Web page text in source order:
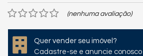
(nenhuma avaliação)
Quer vender seu imóvel?
Cadastre-se e anuncie conosco